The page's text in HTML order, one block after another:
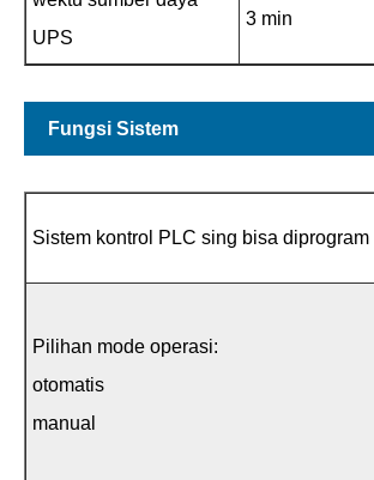
UPS
3 min
Fungsi Sistem
Sistem kontrol PLC sing bisa diprogram
Pilihan mode operasi:
otomatis
manual